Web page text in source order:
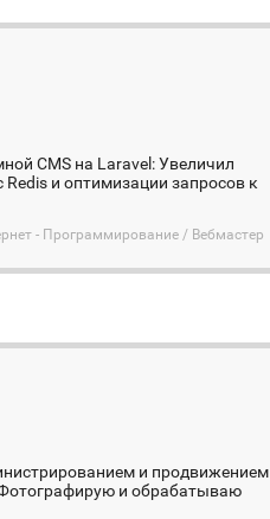
CMS на Laravel: Увеличил
и оптимизации запросов к
- Программирование / Вебмастер
и продвижением
Фотографирую и обрабатываю